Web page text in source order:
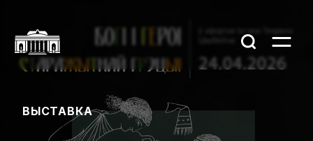
ВЫСТАВКА